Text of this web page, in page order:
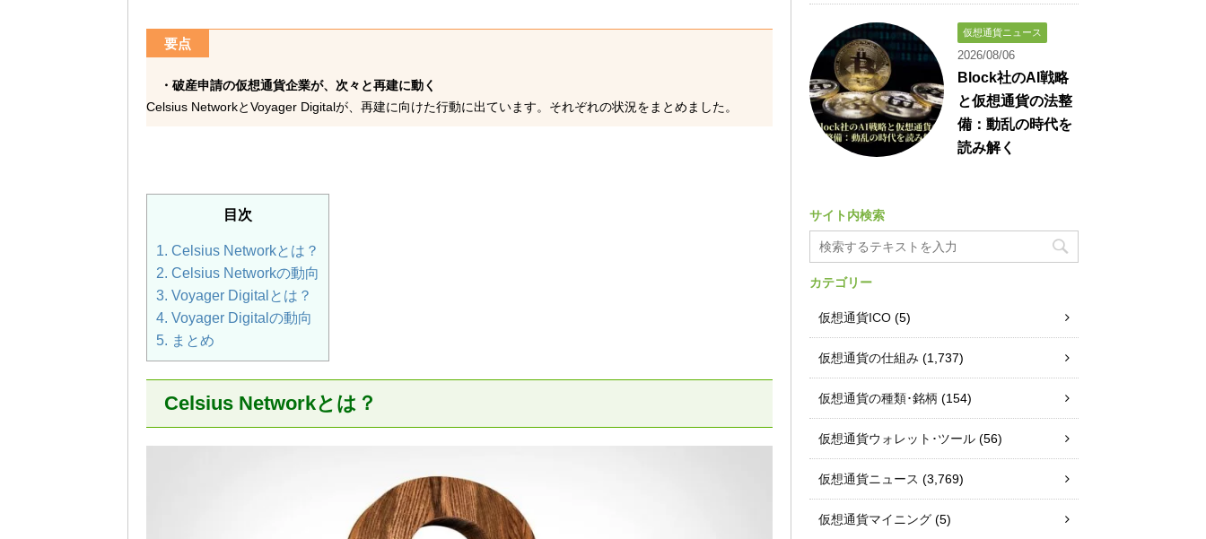
要点
・破産申請の仮想通貨企業が、次々と再建に動く
Celsius NetworkとVoyager Digitalが、再建に向けた行動に出ています。それぞれの状況をまとめました。
目次
1. Celsius Networkとは？
2. Celsius Networkの動向
3. Voyager Digitalとは？
4. Voyager Digitalの動向
5. まとめ
Celsius Networkとは？
仮想通貨ニュース
2026/08/06
Block社のAI戦略
と仮想通貨の法整
備：動乱の時代を
読み解く
サイト内検索
カテゴリー
仮想通貨ICO (5)
仮想通貨の仕組み (1,737)
仮想通貨の種類･銘柄 (154)
仮想通貨ウォレット･ツール (56)
仮想通貨ニュース (3,769)
仮想通貨マイニング (5)